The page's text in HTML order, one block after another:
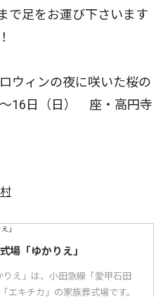
で足をお運び下さいます
ウィンの夜に咲いた桜の
16日（日） 座・高円寺
場「ゆかりえ」
え」は、小田急線「愛甲石田
エキチカ」の家族葬式場です。